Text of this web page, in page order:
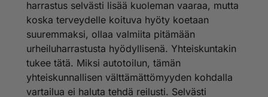
etäisyyksien ja kurjistamisesta huolimatta hyvän
joukkoliikenteen maa jossa yksityisautoiluun on todella
vähän oikeaa tarvetta. Kun vaalit ovat ohi, on
poliitikkojen aika tehdä päätöksiä jotka toimivat lasten
tulevaisuutta silmälläpitäen.
harrastus selvästi lisää kuoleman vaaraa, mutta
koska terveydelle koituva hyöty koetaan
suuremmaksi, ollaa valmiita pitämään
urheiluharrastusta hyödyllisenä. Yhteiskuntakin
tukee tätä. Miksi autotoilun, tämän
yhteiskunnallisen välttämättömyyden kohdalla
vartailua ei haluta tehdä reilusti. Selvästi